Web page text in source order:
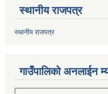
स्थानीय राजपत्र
स्थानीय राजपत्र
गाउँपालिको अनलाईन